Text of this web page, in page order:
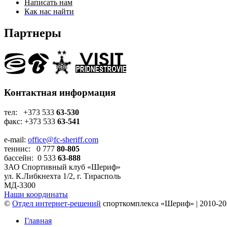
Написать нам
Как нас найти
Партнеры
Контактная информация
тел: +373 533 63-530
факс: +373 533 63-541
e-mail: office@fc-sheriff.com
теннис: 0 777 80-805
бассейн: 0 533 63-888
ЗАО Спортивный клуб «Шериф»
ул. К.Либкнехта 1/2, г. Тирасполь
МД-3300
Наши координаты
© Отдел интернет-решений спорткомплекса «Шериф» | 2010-
Главная